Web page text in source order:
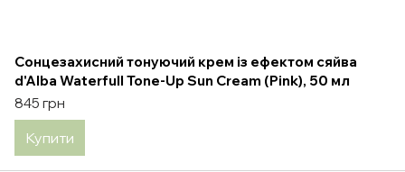
Сонцезахисний тонуючий крем із ефектом сяйва
d'Alba Waterfull Tone-Up Sun Cream (Pink), 50 мл
845 грн
Купити